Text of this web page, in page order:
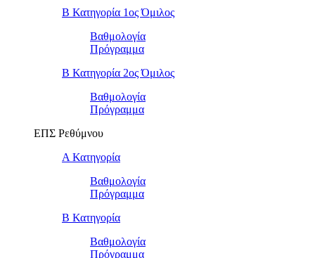
Β Κατηγορία 1ος Όμιλος
Βαθμολογία
Πρόγραμμα
Β Κατηγορία 2ος Όμιλος
Βαθμολογία
Πρόγραμμα
ΕΠΣ Ρεθύμνου
Α Κατηγορία
Βαθμολογία
Πρόγραμμα
Β Κατηγορία
Βαθμολογία
Πρόγραμμα